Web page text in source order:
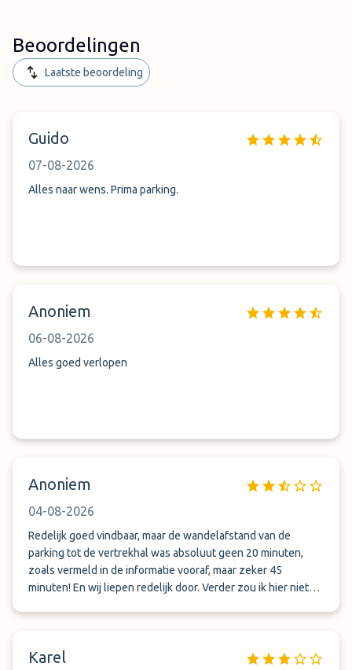
Beoordelingen
Laatste beoordeling
Guido
07-08-2026
Alles naar wens. Prima parking.
Anoniem
06-08-2026
Alles goed verlopen
Anoniem
04-08-2026
Redelijk goed vindbaar, maar de wandelafstand van de
parking tot de vertrekhal was absoluut geen 20 minuten,
zoals vermeld in de informatie vooraf, maar zeker 45
minuten! En wij liepen redelijk door. Verder zou ik hier niet
parkeerders hun auto buiten het hek parkeren, omdat er op
Karel